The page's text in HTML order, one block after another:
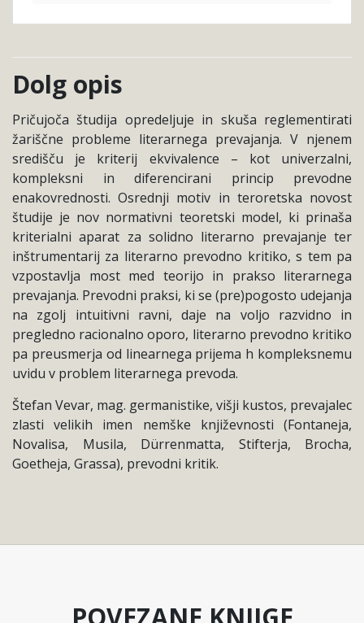
Dolg opis
Pričujoča študija opredeljuje in skuša reglementirati
žariščne probleme literarnega prevajanja. V njenem
središču je kriterij ekvivalence – kot univerzalni,
kompleksni in diferencirani princip prevodne
enakovrednosti. Osrednji motiv in teroretska novost
študije je nov normativni teoretski model, ki prinaša
kriterialni aparat za solidno literarno prevajanje ter
inštrumentarij za literarno prevodno kritiko, s tem pa
vzpostavlja most med teorijo in prakso literarnega
prevajanja. Prevodni praksi, ki se (pre)pogosto udejanja
na zgolj intuitivni ravni, daje na voljo razvidno in
pregledno racionalno oporo, literarno prevodno kritiko
pa preusmerja od linearnega prijema h kompleksnemu
uvidu v problem literarnega prevoda.
Štefan Vevar, mag. germanistike, višji kustos, prevajalec
zlasti velikih imen nemške književnosti (Fontaneja,
Novalisa, Musila, Dürrenmatta, Stifterja, Brocha,
Goetheja, Grassa), prevodni kritik.